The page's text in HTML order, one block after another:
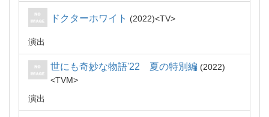
ドクターホワイト 2022 TV
演出
世にも奇妙な物語'22 夏の特別編
2022
TVM
演出